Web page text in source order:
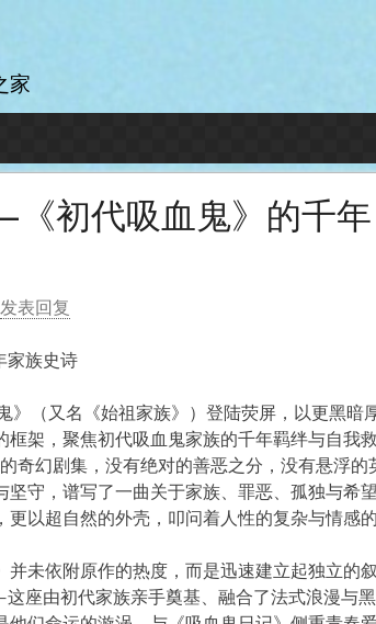
家
初代吸血鬼》的千年
发表回复
家族史诗
》（又名《始祖家族》）登陆荧屏，以更黑暗
架，聚焦初代吸血鬼家族的千年羁绊与自我救
奇幻剧集，没有绝对的善恶之分，没有悬浮的
守，谱写了一曲关于家族、罪恶、孤独与希望
以超自然的外壳，叩问着人性的复杂与情感的
未依附原作的热度，而是迅速建立起独立的叙
座由初代家族亲手奠基、融合了法式浪漫与黑